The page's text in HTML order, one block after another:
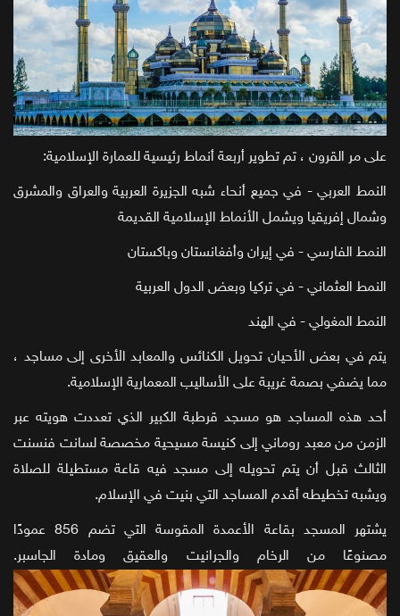
على مر القرون ، تم تطوير أربعة أنماط رئيسية للعمارة الإسلامية:
النمط العربي - في جميع أنحاء شبه الجزيرة العربية والعراق والمشرق
وشمال إفريقيا ويشمل الأنماط الإسلامية القديمة
النمط الفارسي - في إيران وأفغانستان وباكستان
النمط العثماني - في تركيا وبعض الدول العربية
النمط المغولي - في الهند
يتم في بعض الأحيان تحويل الكنائس والمعابد الأخرى إلى مساجد ،
مما يضفي بصمة غريبة على الأساليب المعمارية الإسلامية.
أحد هذه المساجد هو مسجد قرطبة الكبير الذي تعددت هويته عبر
الزمن من معبد روماني إلى كنيسة مسيحية مخصصة لسانت فنسنت
الثالث قبل أن يتم تحويله إلى مسجد فيه قاعة مستطيلة للصلاة
ويشبه تخطيطه أقدم المساجد التي بنيت في الإسلام.
يشتهر المسجد بقاعة الأعمدة المقوسة التي تضم 856 عمودًا
مصنوعًا من الرخام والجرانيت والعقيق ومادة الجاسبر.